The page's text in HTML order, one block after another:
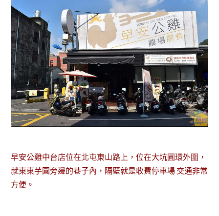
早安公雞中台店位在北屯東山路上，位在大坑圓環外圍，
就東東芋圓旁邊的巷子內，隔壁就是收費停車場 交通非常
方便。